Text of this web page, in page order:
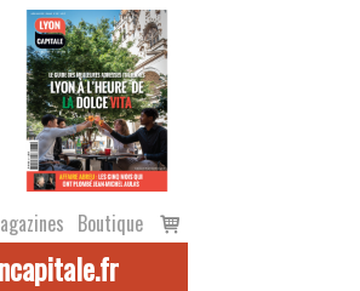
Boutique
Voir
le